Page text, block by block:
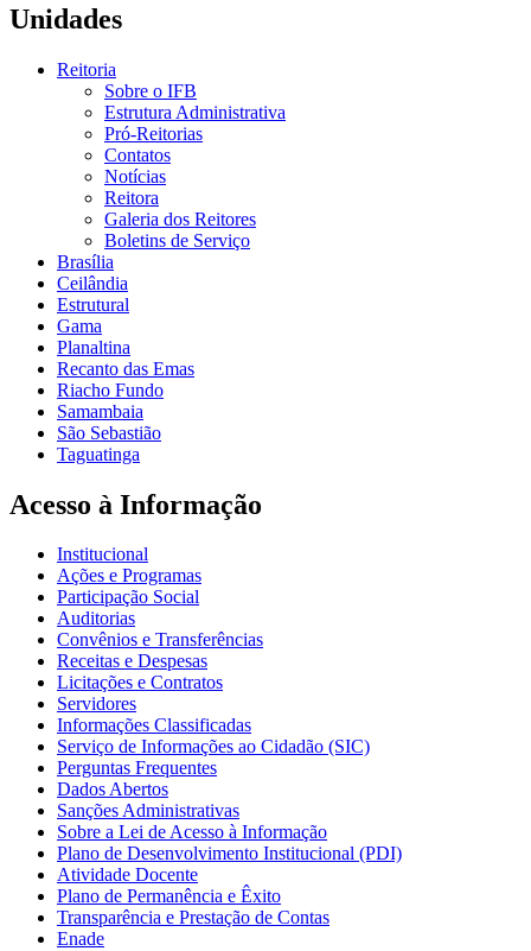
Unidades
Reitoria
Sobre o IFB
Estrutura Administrativa
Pró-Reitorias
Contatos
Notícias
Reitora
Galeria dos Reitores
Boletins de Serviço
Brasília
Ceilândia
Estrutural
Gama
Planaltina
Recanto das Emas
Riacho Fundo
Samambaia
São Sebastião
Taguatinga
Acesso à Informação
Institucional
Ações e Programas
Participação Social
Auditorias
Convênios e Transferências
Receitas e Despesas
Licitações e Contratos
Servidores
Informações Classificadas
Serviço de Informações ao Cidadão (SIC)
Perguntas Frequentes
Dados Abertos
Sanções Administrativas
Sobre a Lei de Acesso à Informação
Plano de Desenvolvimento Institucional (PDI)
Atividade Docente
Plano de Permanência e Êxito
Transparência e Prestação de Contas
Enade